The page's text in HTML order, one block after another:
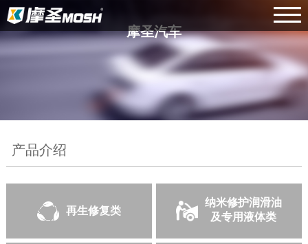
摩圣汽车
产品介绍
再生修复类
纳米修护润滑油
及专用液体类